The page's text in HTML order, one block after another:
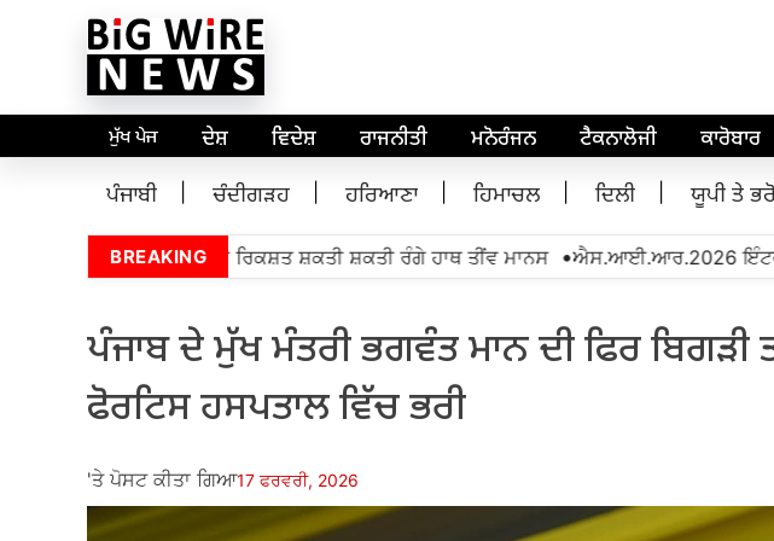
ਮੁੱਖ ਪੇਜ ਦੇਸ਼ ਵਿਦੇਸ਼ ਰਾਜਨੀਤੀ ਮਨੋਰੰਜਨ ਟੈਕਨਾਲੋਜੀ ਕਾਰੋਬਾਰ
ਪੰਜਾਬੀ ਚੰਦੀਗੜਹ ਹਰਿਆਣਾ ਹਿਮਾਚਲ ਦਿਲੀ ਯੂਪੀ ਤੇ
BREAKING
ਬੂਰੀਅਨ 5,000 ਵਿਕਾਸ ਰਿਕਸ਼ਤ ਸ਼ਕਤੀ ਸ਼ਕਤੀ ਰੰਗੇ ਹਾਥ ਤੀਂਵ ਮਾਨਸ •ਐਸ.ਆਈ.ਆਰ.2026 ਇੰਟਰ
ਪੰਜਾਬ ਦੇ ਮੁੱਖ ਮੰਤਰੀ ਭਗਵੰਤ ਮਾਨ ਦੀ ਫਿਰ ਬਿਗੜੀ
ਫੋਰਟਿਸ ਹਸਪਤਾਲ ਵਿੱਚ ਭਰੀ
'ਤੇ ਪੋਸਟ ਕੀਤਾ ਗਿਆ17 ਫਰਵਰੀ, 2026